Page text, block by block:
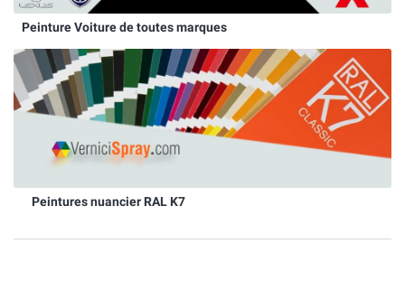
Peinture Voiture de toutes marques
Peintures nuancier RAL K7